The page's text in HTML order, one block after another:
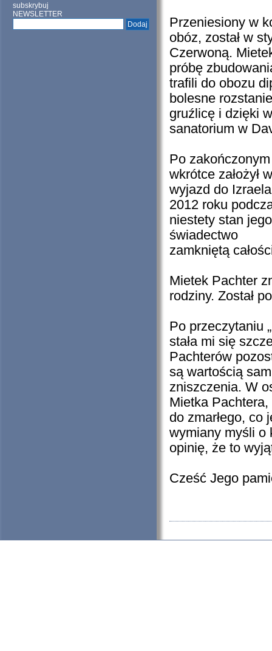
subskrybuj
NEWSLETTER
Przeniesiony w
obóz, został w
Czerwoną.
próbę
trafili do obozu
bolesne
gruźlicę i dzięki
sanatorium w
Po
wkrótce założył
wyjazd do
2012 roku
niestety stan
świadectwo
zamkniętą
Mietek Pachter
rodziny. Został
Po przeczytaniu
stała mi się
Pachterów
są wartością
zniszczenia. W
Mietka
do zmarłego,
wymiany myśli o
opinię, że to
Cześć Jego